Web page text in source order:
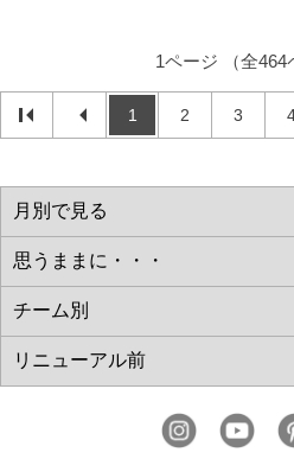
1ページ （全464
1 2 3